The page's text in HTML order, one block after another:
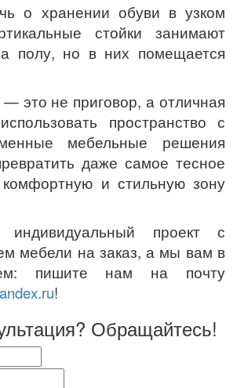
о хранении обуви в узком
стойки занимают
полу, но в них помещается
— это не приговор, а отличная
пространство с
мебельные решения
даже самое тесное
и стильную зону
индивидуальный проект с
мебели на заказ, а мы вам в
пишите нам на почту
!
Обращайтесь!